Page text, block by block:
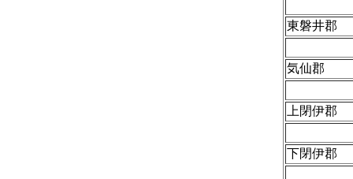
東磐井郡
気仙郡
上閉伊郡
下閉伊郡